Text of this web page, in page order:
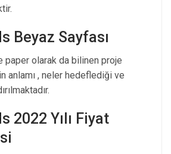
Beyaz Sayfası
paper olarak da bilinen proje
anlamı , neler hedeflediği ve
2022 Yılı Fiyat